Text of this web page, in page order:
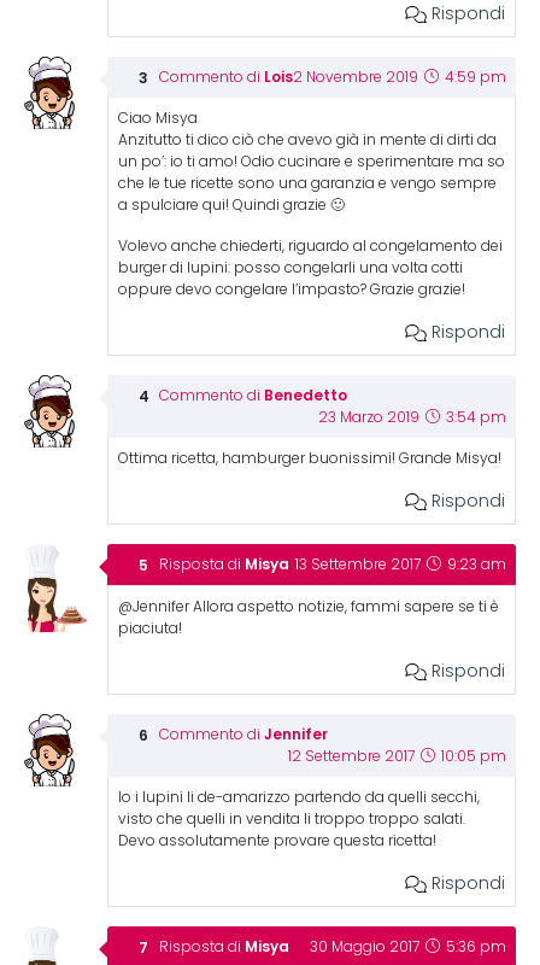
Rispondi
Commento di Lois2 Novembre 2019 4:59 pm
Ciao Misya
Anzitutto ti dico ciò che avevo già in mente di dirti da
un po’: io ti amo! Odio cucinare e sperimentare ma so
che le tue ricette sono una garanzia e vengo sempre
a spulciare qui! Quindi grazie 🙂
Volevo anche chiederti, riguardo al congelamento dei
burger di lupini: posso congelarli una volta cotti
oppure devo congelare l’impasto? Grazie grazie!
Rispondi
Commento di Benedetto
23 Marzo 2019 3:54 pm
Ottima ricetta, hamburger buonissimi! Grande Misya!
Rispondi
Risposta di Misya 13 Settembre 2017 9:23 am
@Jennifer Allora aspetto notizie, fammi sapere se ti è
piaciuta!
Rispondi
Commento di Jennifer
12 Settembre 2017 10:05 pm
Io i lupini li de-amarizzo partendo da quelli secchi,
visto che quelli in vendita li troppo troppo salati.
Devo assolutamente provare questa ricetta!
Rispondi
Risposta di Misya 30 Maggio 2017 5:36 pm